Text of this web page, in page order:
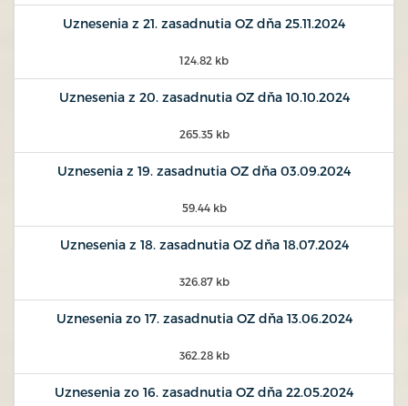
Uznesenia z 21. zasadnutia OZ dňa 25.11.2024
124.82 kb
Uznesenia z 20. zasadnutia OZ dňa 10.10.2024
265.35 kb
Uznesenia z 19. zasadnutia OZ dňa 03.09.2024
59.44 kb
Uznesenia z 18. zasadnutia OZ dňa 18.07.2024
326.87 kb
Uznesenia zo 17. zasadnutia OZ dňa 13.06.2024
362.28 kb
Uznesenia zo 16. zasadnutia OZ dňa 22.05.2024